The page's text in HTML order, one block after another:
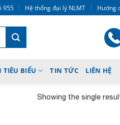
955 Hệ thống đại lý NLMT Hướng
TIÊU BIỂU TIN TỨC LIÊN HỆ
Showing the single